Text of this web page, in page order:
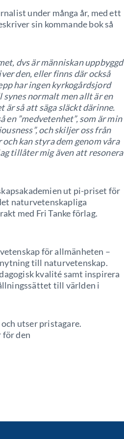
under många år, med ett
sin kommande bok så
dvs är människan uppbyggd
den, eller finns där också
har ingen kyrkogårdsjord
synes normalt men allt är en
är så att säga släckt därinne.
en ”medvetenhet”, som är min
och skiljer oss från
kan styra dem genom våra
tillåter mig även att resonera
ut pi-priset för
naturvetenskapliga
med Fri Tanke förlag.
för allmänheten –
till naturvetenskap.
kvalité samt inspirera
till världen i
utser pristagare.
för den